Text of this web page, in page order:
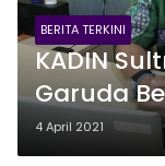
BERITA TERKINI
KADIN
Garuda
4 April 2021